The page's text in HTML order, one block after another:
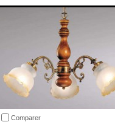
Comparer